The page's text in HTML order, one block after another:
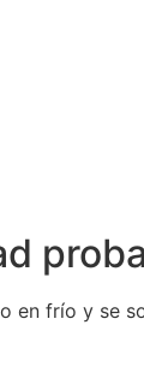
en frío y se